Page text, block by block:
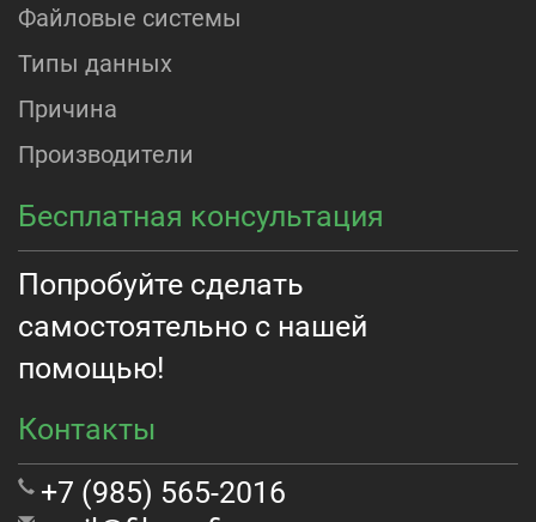
Файловые системы
Типы данных
Причина
Производители
Бесплатная консультация
Попробуйте сделать
самостоятельно с нашей
помощью!
Контакты
+7 (985) 565-2016